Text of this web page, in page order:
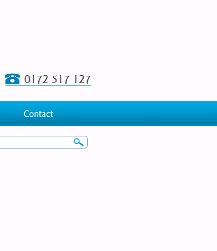
Contact